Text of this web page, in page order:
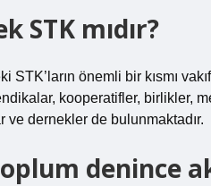
STK mıdır?
STK’ların önemli bir kısmı
kooperatifler, birlikler,
ve dernekler de bulunmaktadır.
denince